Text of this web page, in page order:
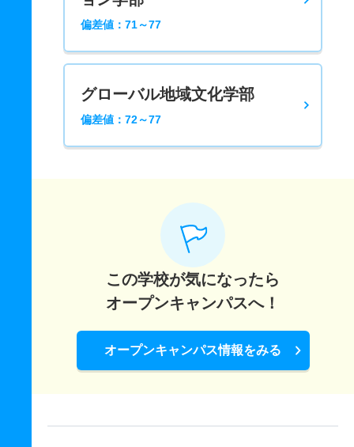
偏差値：71～77
グローバル地域文化学部
偏差値：72～77
この学校が気になったら
オープンキャンパスへ！
オープンキャンパス情報をみる